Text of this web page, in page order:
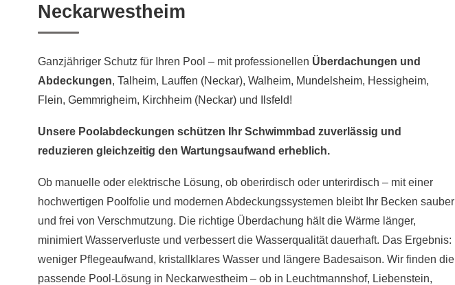
Neckarwestheim
Ganzjähriger Schutz für Ihren Pool – mit professionellen Überdachungen und
Abdeckungen, Talheim, Lauffen (Neckar), Walheim, Mundelsheim, Hessigheim,
Flein, Gemmrigheim, Kirchheim (Neckar) und Ilsfeld!
Unsere Poolabdeckungen schützen Ihr Schwimmbad zuverlässig und
reduzieren gleichzeitig den Wartungsaufwand erheblich.
Ob manuelle oder elektrische Lösung, ob oberirdisch oder unterirdisch – mit einer
hochwertigen Poolfolie und modernen Abdeckungssystemen bleibt Ihr Becken sauber
und frei von Verschmutzung. Die richtige Überdachung hält die Wärme länger,
minimiert Wasserverluste und verbessert die Wasserqualität dauerhaft. Das Ergebnis:
weniger Pflegeaufwand, kristallklares Wasser und längere Badesaison. Wir finden die
passende Pool-Lösung in Neckarwestheim – ob in Leuchtmannshof, Liebenstein,